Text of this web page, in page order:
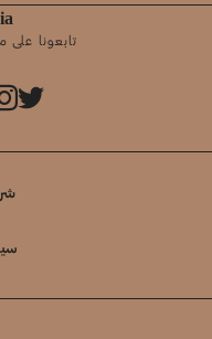
تابعونا على